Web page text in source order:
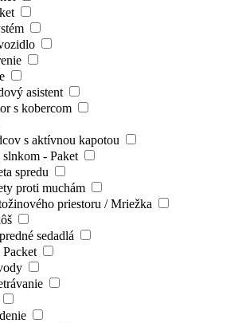
asistent
s kobercom
s aktívnou kapotou
- Paket
spredu
proti muchám
priestoru / Mriežka
sedadlá